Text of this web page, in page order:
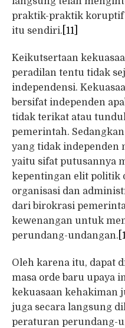
praktik-praktik
itu sendiri. [11]
Keikutsertaan
peradilan tentu tidak
independensi.
bersifat independen
tidak terikat atau
pemerintah.
yang tidak
yaitu sifat putusannya
kepentingan elit politik
organisasi dan
dari birokrasi
kewenangan untuk
perundang-undangan.
Oleh karena itu, dapat
masa orde baru upaya
kekuasaan kehakiman
juga secara langsung
peraturan perundang-